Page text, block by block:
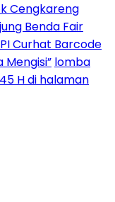
Cengkareng
Benda Fair
Curhat Barcode
Mengisi” lomba
H di halaman